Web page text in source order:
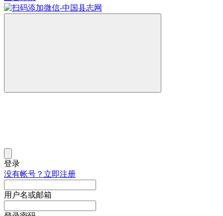
登录
没有帐号？立即注册
用户名或邮箱